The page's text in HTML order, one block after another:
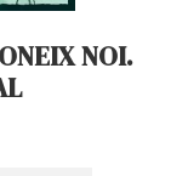
NOI.